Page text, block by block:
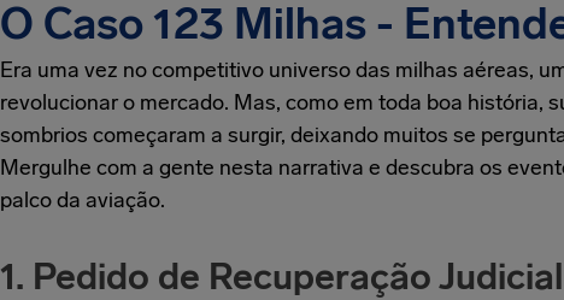
O Caso 123 Milhas -
Era uma vez no competitivo universo das milhas aéreas,
revolucionar o mercado. Mas, como em toda boa história,
sombrios começaram a surgir, deixando muitos se
Mergulhe com a gente nesta narrativa e descubra os
palco da aviação.
1. Pedido de Recuperação Judicial